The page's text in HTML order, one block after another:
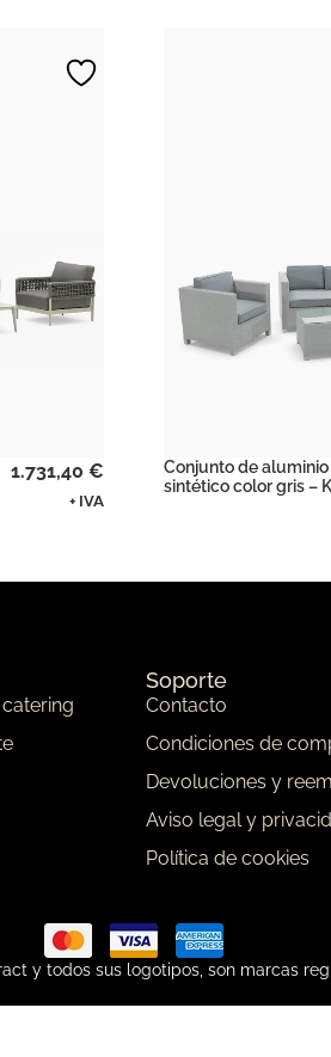
1.731,40 €
+ IVA
Conjunto de
sintético color gris –
Soporte
Contacto
Condiciones de
Devoluciones y
Aviso legal y
Política de cookies
y todos sus logotipos, son marcas